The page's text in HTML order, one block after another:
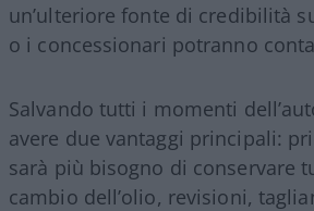
un’ulteriore fonte di credibilità
o i concessionari potranno
Salvando tutti i momenti
avere due vantaggi principali:
sarà più bisogno di conservare
cambio dell’olio, revisioni,